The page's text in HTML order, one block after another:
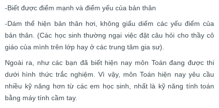
-Biết được điểm mạnh và điểm yếu của bản thân
-Dám thể hiện bản thân hơi, không giấu diếm các yếu điểm của
bản thân. (Các học sinh thường ngại việc đặt câu hỏi cho thầy cô
giáo của mình trên lớp hay ở các trung tâm gia sư).
Ngoài ra, như các bạn đã biết hiện nay môn Toán đang được thi
dưới hình thức trắc nghiệm. Vì vậy, môn Toán hiện nay yêu cầu
nhiều kỹ năng hơn từ các em học sinh, nhất là kỹ năng tính toán
bằng máy tính cầm tay.